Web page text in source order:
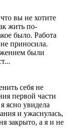
вы не хотите
жить по-
было. Работа
приносила.
были
себя не
первой части
ясно увидела
и ужаснулась,
закрыто, а я и не